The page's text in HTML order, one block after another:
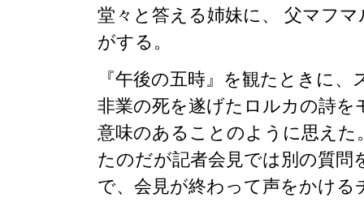
堂々と答える姉妹に、 父マフ
がする。
『午後の五時』を観たときに
非業の死を遂げたロルカの詩
意味のあることのように思え
たのだが記者会見では別の質
で、会見が終わって声をかけ